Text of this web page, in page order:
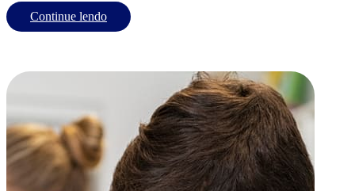
Continue lendo